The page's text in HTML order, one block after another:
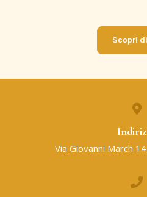
Scopri
Via Giovanni March